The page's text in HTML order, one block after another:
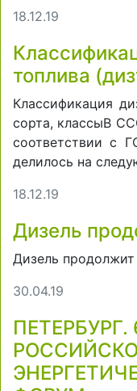
18.12.19
топлива
Классификация
сорта, классыВ
соответствии с
делилось на
18.12.19
Дизель
Дизель
30.04.19